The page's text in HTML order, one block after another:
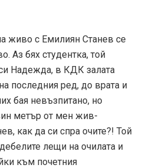
живо с Емилиян Станев се
Аз бях студентка, той
Надежда, в КДК залата
последния ред, до врата и
бая невъзпитано, но
метър от мен жив-
как да си спра очите?! Той
лещи на очилата и
към почетния